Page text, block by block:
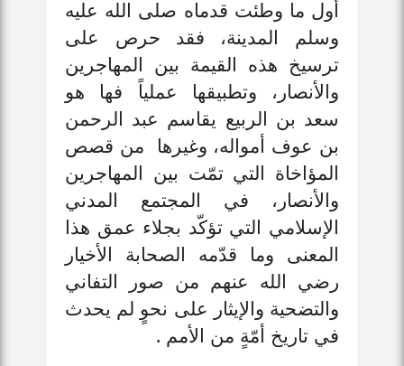
أول ما وطئت قدماه صلى الله عليه
وسلم المدينة، فقد حرص على
ترسيخ هذه القيمة بين المهاجرين
والأنصار، وتطبيقها عملياً فها هو
سعد بن الربيع يقاسم عبد الرحمن
بن عوف أمواله، وغيرها من قصص
المؤاخاة التي تمّت بين المهاجرين
والأنصار، في المجتمع المدني
الإسلامي التي تؤكّد بجلاء عمق هذا
المعنى وما قدّمه الصحابة الأخيار
رضي الله عنهم من صور التفاني
والتضحية والإيثار على نحوٍ لم يحدث
في تاريخ أمّةٍ من الأمم .